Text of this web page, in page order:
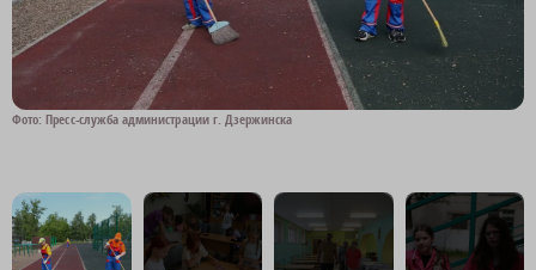
Фото: Пресс-служба администрации г. Дзержинска